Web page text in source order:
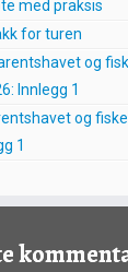
med praksis
for turen
og
Innlegg 1
og
1